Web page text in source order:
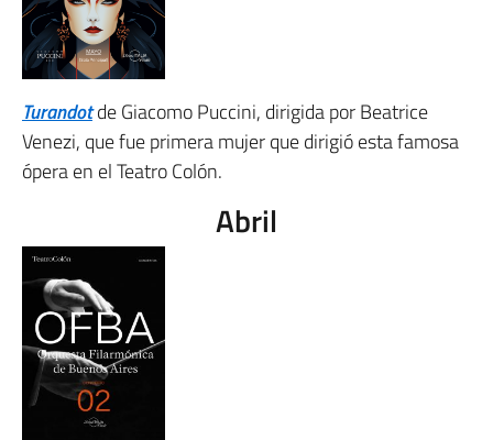
Turandotde Giacomo Puccini, dirigida por Beatrice
Venezi, que fue primera mujer que dirigió esta famosa
ópera en el Teatro Colón.
Abril